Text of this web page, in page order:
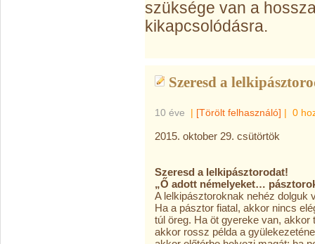
szüksége van a
kikapcsolódásra.
Szeresd a
10 éve | [Törölt felhasználó] | 0
2015. oktober 29. csütörtök
Szeresd a lelkipásztorodat!
„Ő adott némelyeket…
A lelkipásztoroknak nehéz dolguk
Ha a pásztor fiatal, akkor nincs
túl öreg. Ha öt gyereke van,
akkor rossz példa a